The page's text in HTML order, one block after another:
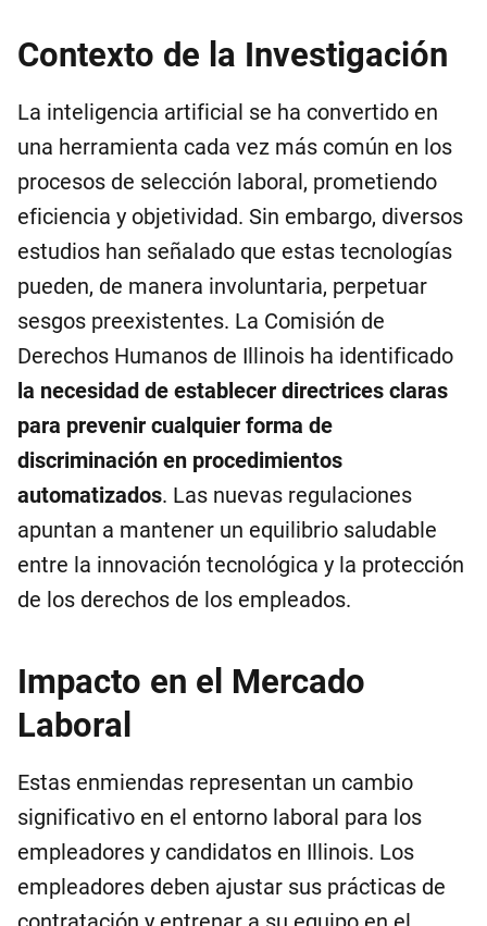
Contexto de la Investigación
La inteligencia artificial se ha convertido en
una herramienta cada vez más común en los
procesos de selección laboral, prometiendo
eficiencia y objetividad. Sin embargo, diversos
estudios han señalado que estas tecnologías
pueden, de manera involuntaria, perpetuar
sesgos preexistentes. La Comisión de
Derechos Humanos de Illinois ha identificado
la necesidad de establecer directrices claras
para prevenir cualquier forma de
discriminación en procedimientos
automatizados. Las nuevas regulaciones
apuntan a mantener un equilibrio saludable
entre la innovación tecnológica y la protección
de los derechos de los empleados.
Impacto en el Mercado
Laboral
Estas enmiendas representan un cambio
significativo en el entorno laboral para los
empleadores y candidatos en Illinois. Los
empleadores deben ajustar sus prácticas de